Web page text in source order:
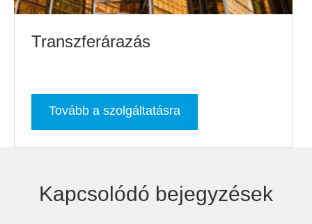
Transzferárazás
Tovább a szolgáltatásra
Kapcsolódó bejegyzések